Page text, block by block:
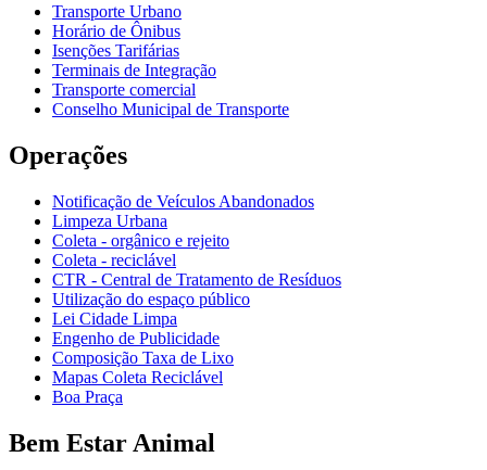
Transporte Urbano
Horário de Ônibus
Isenções Tarifárias
Terminais de Integração
Transporte comercial
Conselho Municipal de Transporte
Operações
Notificação de Veículos Abandonados
Limpeza Urbana
Coleta - orgânico e rejeito
Coleta - reciclável
CTR - Central de Tratamento de Resíduos
Utilização do espaço público
Lei Cidade Limpa
Engenho de Publicidade
Composição Taxa de Lixo
Mapas Coleta Reciclável
Boa Praça
Bem Estar Animal